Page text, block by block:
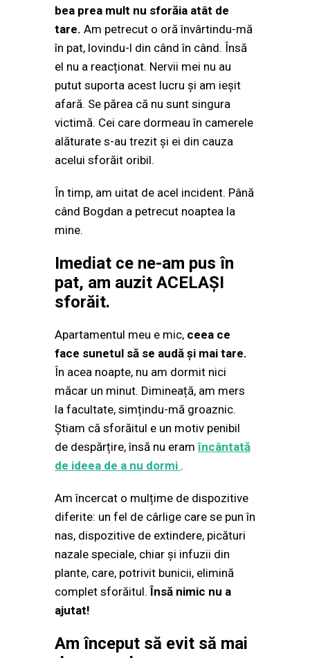
bea prea mult nu sforăia atât de
tare. Am petrecut o oră învârtindu-mă
în pat, lovindu-l din când în când. Însă
el nu a reacționat. Nervii mei nu au
putut suporta acest lucru și am ieșit
afară. Se părea că nu sunt singura
victimă. Cei care dormeau în camerele
alăturate s-au trezit și ei din cauza
acelui sforăit oribil.
În timp, am uitat de acel incident. Până
când Bogdan a petrecut noaptea la
mine.
Imediat ce ne-am pus în
pat, am auzit ACELAȘI
sforăit.
Apartamentul meu e mic, ceea ce
face sunetul să se audă și mai tare.
În acea noapte, nu am dormit nici
măcar un minut. Dimineață, am mers
la facultate, simțindu-mă groaznic.
Știam că sforăitul e un motiv penibil
de despărțire, însă nu eramîncântată
de ideea de a nu dormi .
Am încercat o mulțime de dispozitive
diferite: un fel de cârlige care se pun în
nas, dispozitive de extindere, picături
nazale speciale, chiar și infuzii din
plante, care, potrivit bunicii, elimină
complet sforăitul. Însă nimic nu a
ajutat!
Am început să evit să mai